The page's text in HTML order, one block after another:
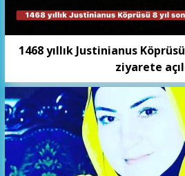
1468 yıllık Justinianus
ziyarete